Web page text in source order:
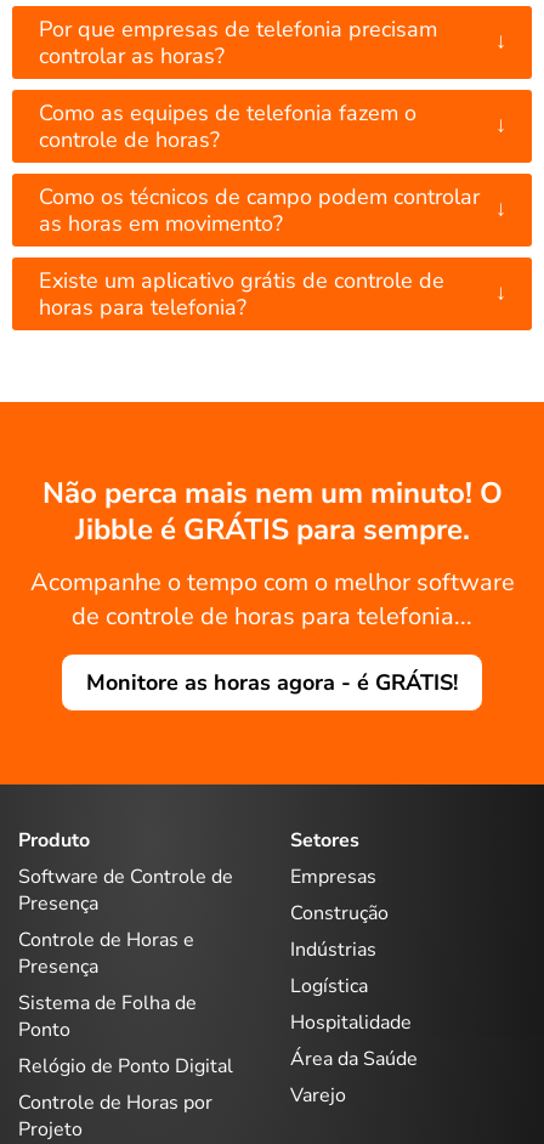
Por que empresas de telefonia precisam
controlar as horas?
↓
Como as equipes de telefonia fazem o
controle de horas?
↓
Como os técnicos de campo podem controlar
as horas em movimento?
↓
Existe um aplicativo grátis de controle de
horas para telefonia?
↓
Não perca mais nem um minuto! O
Jibble é GRÁTIS para sempre.
Acompanhe o tempo com o melhor software
de controle de horas para telefonia...
Monitore as horas agora - é GRÁTIS!
Produto
Software de Controle de
Presença
Controle de Horas e
Presença
Sistema de Folha de
Ponto
Relógio de Ponto Digital
Controle de Horas por
Projeto
Setores
Empresas
Construção
Indústrias
Logística
Hospitalidade
Área da Saúde
Varejo